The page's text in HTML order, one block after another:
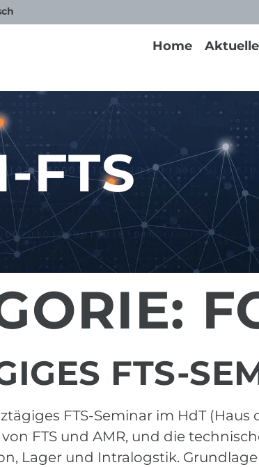
Home
FTS
FTS-
FTS-Seminar im HdT
FTS und AMR, und die
Lager und Intralogstik.